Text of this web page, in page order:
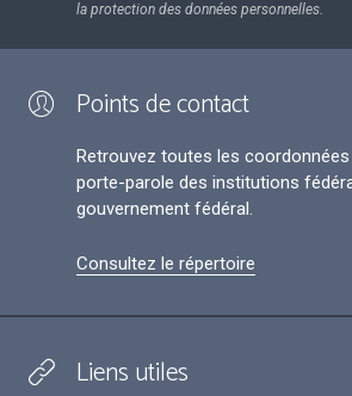
la protection des données personnelles.
Points de contact
Retrouvez toutes les
porte-parole des institutions
gouvernement fédéral.
Consultez le répertoire
Liens utiles